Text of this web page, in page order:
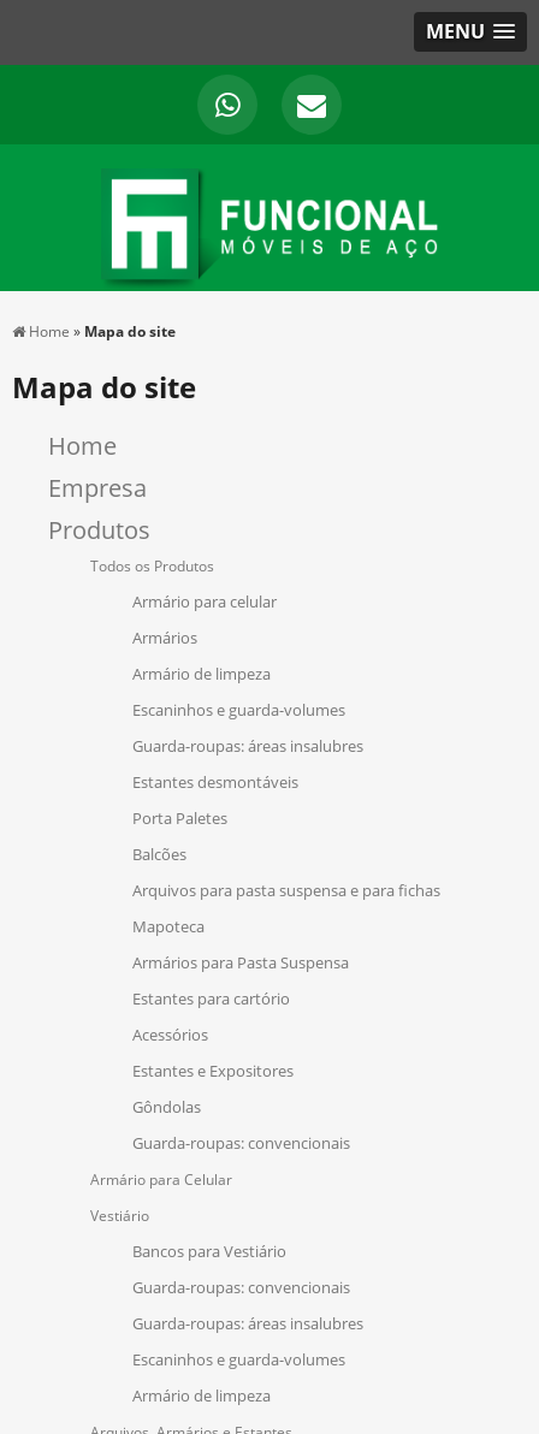
MENU
Home » Mapa do site
Mapa do site
Home
Empresa
Produtos
Todos os Produtos
Armário para celular
Armários
Armário de limpeza
Escaninhos e guarda-volumes
Guarda-roupas: áreas insalubres
Estantes desmontáveis
Porta Paletes
Balcões
Arquivos para pasta suspensa e para fichas
Mapoteca
Armários para Pasta Suspensa
Estantes para cartório
Acessórios
Estantes e Expositores
Gôndolas
Guarda-roupas: convencionais
Armário para Celular
Vestiário
Bancos para Vestiário
Guarda-roupas: convencionais
Guarda-roupas: áreas insalubres
Escaninhos e guarda-volumes
Armário de limpeza